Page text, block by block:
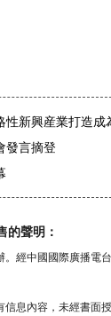
新興産業打造
發言摘登
的聲明：
。經中國國際廣播電
信息內容，未經書面